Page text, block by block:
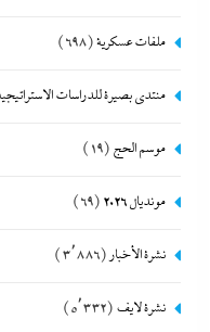
ملفات عسكرية(698)
منتدى بصيرة للدراسات
موسم الحج (19)
مونديال 2026 (69)
نشرة الأخبار (3٬886)
نشرة لايف (5٬332)